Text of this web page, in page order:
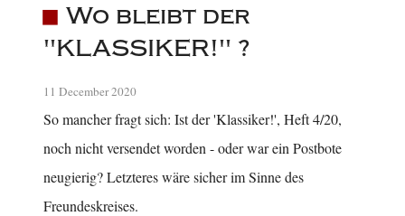
Wo bleibt der
"KLASSIKER!" ?
11 December 2020
So mancher fragt sich: Ist der 'Klassiker!', Heft 4/20,
noch nicht versendet worden - oder war ein Postbote
neugierig? Letzteres wäre sicher im Sinne des
Freundeskreises.